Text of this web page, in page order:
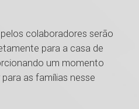
colaboradores serão
para a casa de
um momento
as famílias nesse